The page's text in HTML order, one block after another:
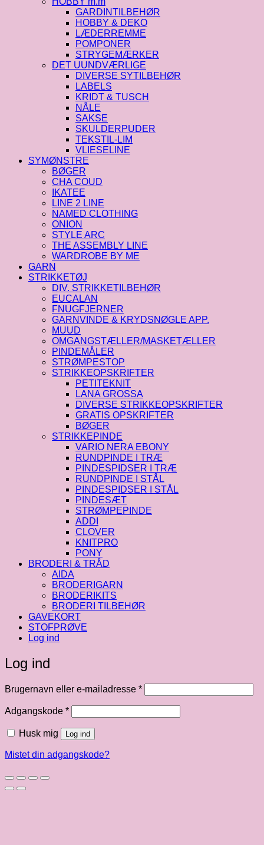
GARDINTILBEHØR
HOBBY & DEKO
LÆDERREMME
POMPONER
STRYGEMÆRKER
DET UUNDVÆRLIGE
DIVERSE SYTILBEHØR
LABELS
KRIDT & TUSCH
NÅLE
SAKSE
SKULDERPUDER
TEKSTIL-LIM
VLIESELINE
SYMØNSTRE
BØGER
CHA COUD
IKATEE
LINE 2 LINE
NAMED CLOTHING
ONION
STYLE ARC
THE ASSEMBLY LINE
WARDROBE BY ME
GARN
STRIKKETØJ
DIV. STRIKKETILBEHØR
EUCALAN
FNUGFJERNER
GARNVINDE & KRYDSNØGLE APP.
MUUD
OMGANGSTÆLLER/MASKETÆLLER
PINDEMÅLER
STRØMPESTOP
STRIKKEOPSKRIFTER
PETITEKNIT
LANA GROSSA
DIVERSE STRIKKEOPSKRIFTER
GRATIS OPSKRIFTER
BØGER
STRIKKEPINDE
VARIO NERA EBONY
RUNDPINDE I TRÆ
PINDESPIDSER I TRÆ
RUNDPINDE I STÅL
PINDESPIDSER I STÅL
PINDESÆT
STRØMPEPINDE
ADDI
CLOVER
KNITPRO
PONY
BRODERI & TRÅD
AIDA
BRODERIGARN
BRODERIKITS
BRODERI TILBEHØR
GAVEKORT
STOFPRØVE
Log ind
Log ind
Brugernavn eller e-mailadresse *Påkrævet
Adgangskode *Påkrævet
Husk mig Log ind
Mistet din adgangskode?